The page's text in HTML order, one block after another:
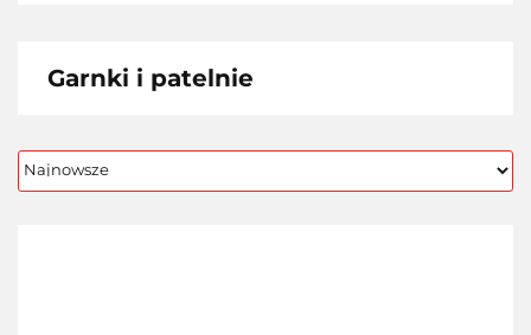
Garnki i patelnie